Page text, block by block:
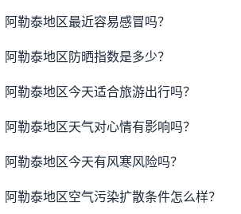
阿勒泰地区最近容易感冒吗？
阿勒泰地区防晒指数是多少？
阿勒泰地区今天适合旅游出行吗？
阿勒泰地区天气对心情有影响吗？
阿勒泰地区今天有风寒风险吗？
阿勒泰地区空气污染扩散条件怎么样？